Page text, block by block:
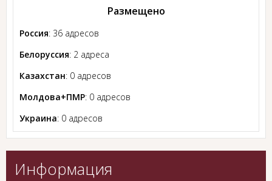
Размещено
Россия: 36 адресов
Белоруссия: 2 адреса
Казахстан: 0 адресов
Молдова+ПМР: 0 адресов
Украина: 0 адресов
Информация